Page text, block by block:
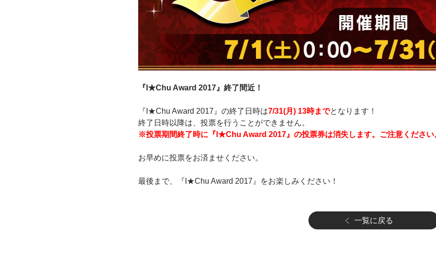
『I★Chu Award 2017』終了間近！
『I★Chu Award 2017』の終了日時は7/31(月) 13時までとなります！
終了日時以降は、投票を行うことができません。
※投票期間終了時に『I★Chu Award 2017』の投票券は消失します。ご注意ください
お早めに投票をお済ませください。
最後まで、『I★Chu Award 2017』をお楽しみください！
一覧に戻る